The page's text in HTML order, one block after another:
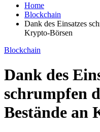
Home
Blockchain
Dank des Einsatzes
Krypto-Börsen
Blockchain
Dank des
schrumpfen
Bestände an